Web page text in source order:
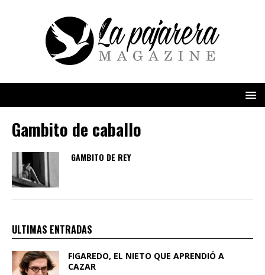
Gambito de caballo
GAMBITO DE REY
ULTIMAS ENTRADAS
FIGAREDO, EL NIETO QUE APRENDIÓ A
CAZAR